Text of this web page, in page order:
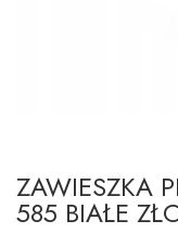
ZAWIESZKA
585 BIAŁE